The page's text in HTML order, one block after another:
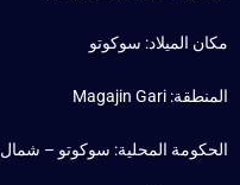
مكان الميلاد: سوكوتو
المنطقة: Magajin Gari
الحكومة المحلية: سوكوتو – شمال